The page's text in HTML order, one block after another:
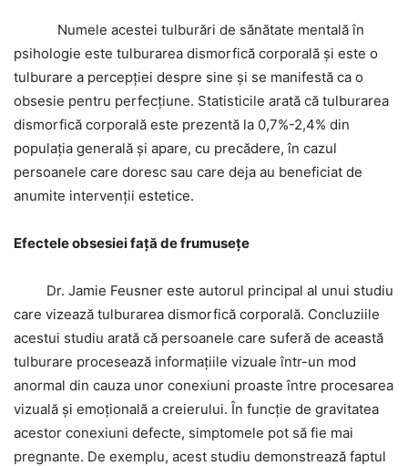
Numele acestei tulburări de sănătate mentală în
psihologie este tulburarea dismorfică corporală și este o
tulburare a percepției despre sine și se manifestă ca o
obsesie pentru perfecțiune. Statisticile arată că tulburarea
dismorfică corporală este prezentă la 0,7%-2,4% din
populația generală și apare, cu precădere, în cazul
persoanele care doresc sau care deja au beneficiat de
anumite intervenții estetice.
Efectele obsesiei față de frumusețe
Dr. Jamie Feusner este autorul principal al unui studiu
care vizează tulburarea dismorfică corporală. Concluziile
acestui studiu arată că persoanele care suferă de această
tulburare procesează informațiile vizuale într-un mod
anormal din cauza unor conexiuni proaste între procesarea
vizuală și emoțională a creierului. În funcție de gravitatea
acestor conexiuni defecte, simptomele pot să fie mai
pregnante. De exemplu, acest studiu demonstrează faptul